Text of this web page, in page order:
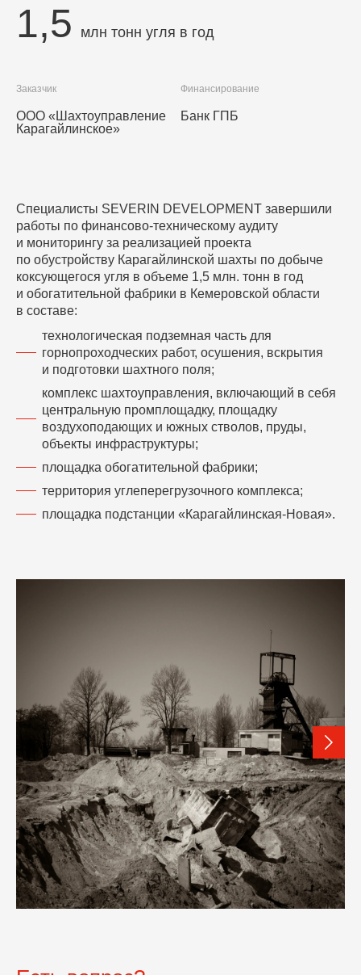
1,5 млн тонн угля в год
ООО «Шахтоуправление
Карагайлинское»
Заказчик
Банк ГПБ
Финансирование
Специалисты SEVERIN DEVELOPMENT завершили
работы по финансово-техническому аудиту
и мониторингу за реализацией проекта
по обустройству Карагайлинской шахты по добыче
коксующегося угля в объеме 1,5 млн. тонн в год
и обогатительной фабрики в Кемеровской области
в составе:
технологическая подземная часть для
горнопроходческих работ, осушения, вскрытия
и подготовки шахтного поля;
комплекс шахтоуправления, включающий в себя
центральную промплощадку, площадку
воздухоподающих и южных стволов, пруды,
объекты инфраструктуры;
площадка обогатительной фабрики;
территория углеперегрузочного комплекса;
площадка подстанции «Карагайлинская-Новая».